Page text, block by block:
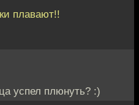
плавают!!
успел плюнуть? :)